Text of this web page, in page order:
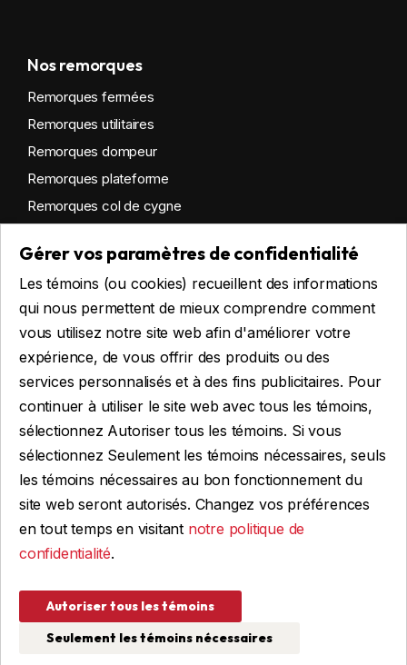
Gérer vos paramètres de confidentialité
Les témoins (ou cookies) recueillent des informations
qui nous permettent de mieux comprendre comment
vous utilisez notre site web afin d'améliorer votre
expérience, de vous offrir des produits ou des
services personnalisés et à des fins publicitaires. Pour
continuer à utiliser le site web avec tous les témoins,
sélectionnez Autoriser tous les témoins. Si vous
sélectionnez Seulement les témoins nécessaires, seuls
les témoins nécessaires au bon fonctionnement du
site web seront autorisés. Changez vos préférences
en tout temps en visitant notre politique de
confidentialité.
Autoriser tous les témoins
Seulement les témoins nécessaires
Nos remorques
Remorques fermées
Remorques utilitaires
Remorques dompeur
Remorques plateforme
Remorques col de cygne
Remorques sur mesure
Location
Obtenir du financement
Financement commercial
Financement personnel
FAIRE UNE DEMANDE
© 2026 Remorques WBA, TOUS DROITS RÉSERVÉS
Conception et programmation : IGM Informatique inc